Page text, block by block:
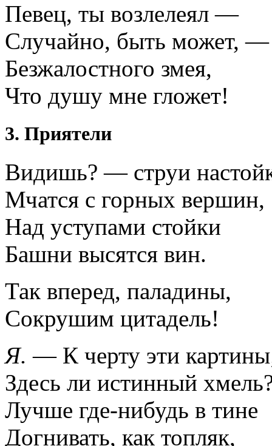
Певец, ты возлелеял —
Случайно, быть может, —
Безжалостного змея,
Что душу мне гложет!
3. Приятели
Видишь? — струи
Мчатся с горных вершин,
Над уступами стойки
Башни высятся вин.
Так вперед, паладины,
Сокрушим цитадель!
Я. — К черту эти
Здесь ли истинный
Лучше где-нибудь в тине
Догнивать, как топляк,